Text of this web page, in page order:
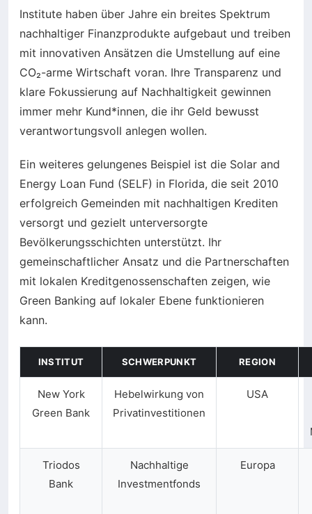
Institute haben über Jahre ein breites Spektrum
nachhaltiger Finanzprodukte aufgebaut und treiben
mit innovativen Ansätzen die Umstellung auf eine
CO₂-arme Wirtschaft voran. Ihre Transparenz und
klare Fokussierung auf Nachhaltigkeit gewinnen
immer mehr Kund*innen, die ihr Geld bewusst
verantwortungsvoll anlegen wollen.
Ein weiteres gelungenes Beispiel ist die Solar and
Energy Loan Fund (SELF) in Florida, die seit 2010
erfolgreich Gemeinden mit nachhaltigen Krediten
versorgt und gezielt unterversorgte
Bevölkerungsschichten unterstützt. Ihr
gemeinschaftlicher Ansatz und die Partnerschaften
mit lokalen Kreditgenossenschaften zeigen, wie
Green Banking auf lokaler Ebene funktionieren
kann.
INSTITUT SCHWERPUNKT REGION
New York
Green Bank
Hebelwirkung von
Privatinvestitionen
USA
Triodos
Bank
Nachhaltige
Investmentfonds
Europa